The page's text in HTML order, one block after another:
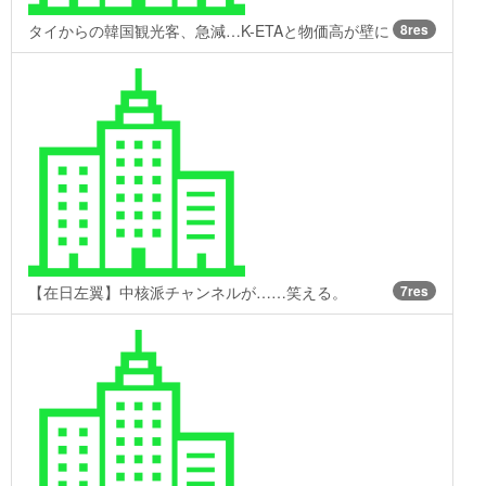
タイからの韓国観光客、急減…K-ETAと物価高が壁に 8res
【在日左翼】中核派チャンネルが……笑える。 7res